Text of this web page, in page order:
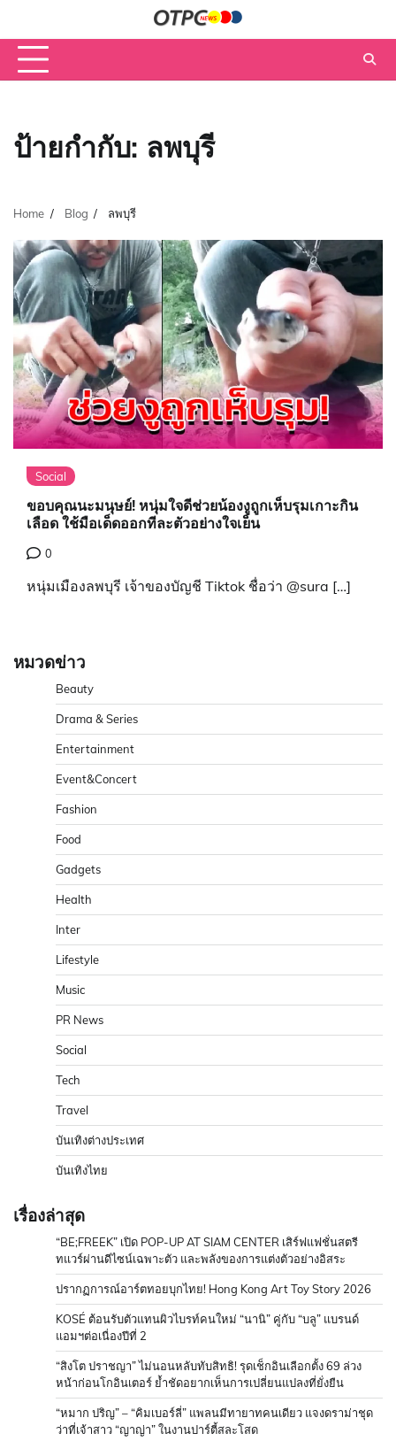
content
ป้ายกำกับ: ลพบุรี
Home Blog ลพบุรี
Social
ขอบคุณนะมนุษย์! หนุ่มใจดีช่วยน้องงูถูกเห็บรุมเกาะกิน
เลือด ใช้มือเด็ดออกทีละตัวอย่างใจเย็น
0
หนุ่มเมืองลพบุรี เจ้าของบัญชี Tiktok ชื่อว่า @sura […]
หมวดข่าว
Beauty
Drama & Series
Entertainment
Event&Concert
Fashion
Food
Gadgets
Health
Inter
Lifestyle
Music
PR News
Social
Tech
Travel
บันเทิงต่างประเทศ
บันเทิงไทย
เรื่องล่าสุด
“BE;FREEK” เปิด POP-UP AT SIAM CENTER เสิร์ฟแฟชั่นสตรี
ทแวร์ผ่านดีไซน์เฉพาะตัว และพลังของการแต่งตัวอย่างอิสระ
ปรากฏการณ์อาร์ตทอยบุกไทย! Hong Kong Art Toy Story 2026
KOSÉ ต้อนรับตัวแทนผิวไบรท์คนใหม่ “นานิ” คู่กับ “บลู” แบรนด์
แอมฯต่อเนื่องปีที่ 2
“สิงโต ปราชญา” ไม่นอนหลับทับสิทธิ! รุดเช็กอินเลือกตั้ง 69 ล่วง
หน้าก่อนโกอินเตอร์ ย้ำชัดอยากเห็นการเปลี่ยนแปลงที่ยั่งยืน
“หมาก ปริญ” – “คิมเบอร์ลี่” แพลนมีทายาทคนเดียว แจงดราม่าชุด
ว่าที่เจ้าสาว “ญาญ่า” ในงานปาร์ตี้สละโสด